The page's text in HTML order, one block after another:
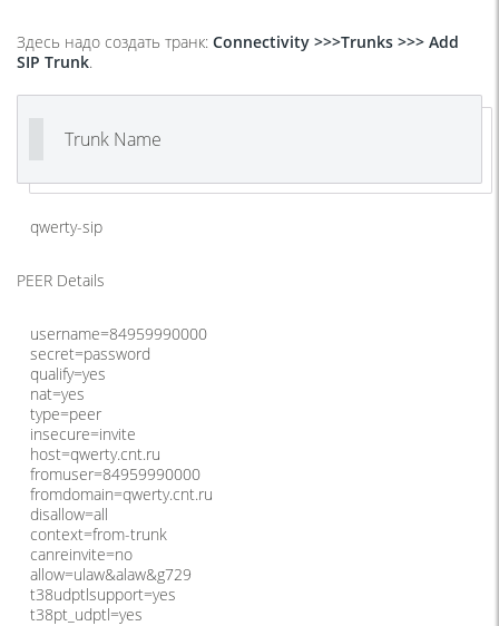
Здесь надо создать транк: Connectivity >>>Trunks >>> Add
SIP Trunk.
Trunk Name
qwerty-sip
PEER Details
username=84959990000
secret=password
qualify=yes
nat=yes
type=peer
insecure=invite
host=qwerty.cnt.ru
fromuser=84959990000
fromdomain=qwerty.cnt.ru
disallow=all
context=from-trunk
canreinvite=no
allow=ulaw&alaw&g729
t38udptlsupport=yes
t38pt_udptl=yes